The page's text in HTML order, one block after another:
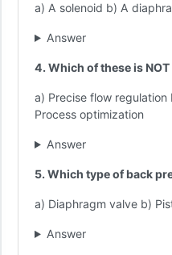
a) A solenoid b) A
Answer
4. Which of these is
a) Precise flow
Process optimization
Answer
5. Which type of back
a) Diaphragm valve b)
Answer